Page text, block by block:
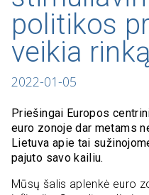
politikos
veikia
2022-01-05
Priešingai Europos
euro zonoje dar metams
Lietuva apie tai
pajuto savo kailiu.
Mūsų šalis aplenkė euro